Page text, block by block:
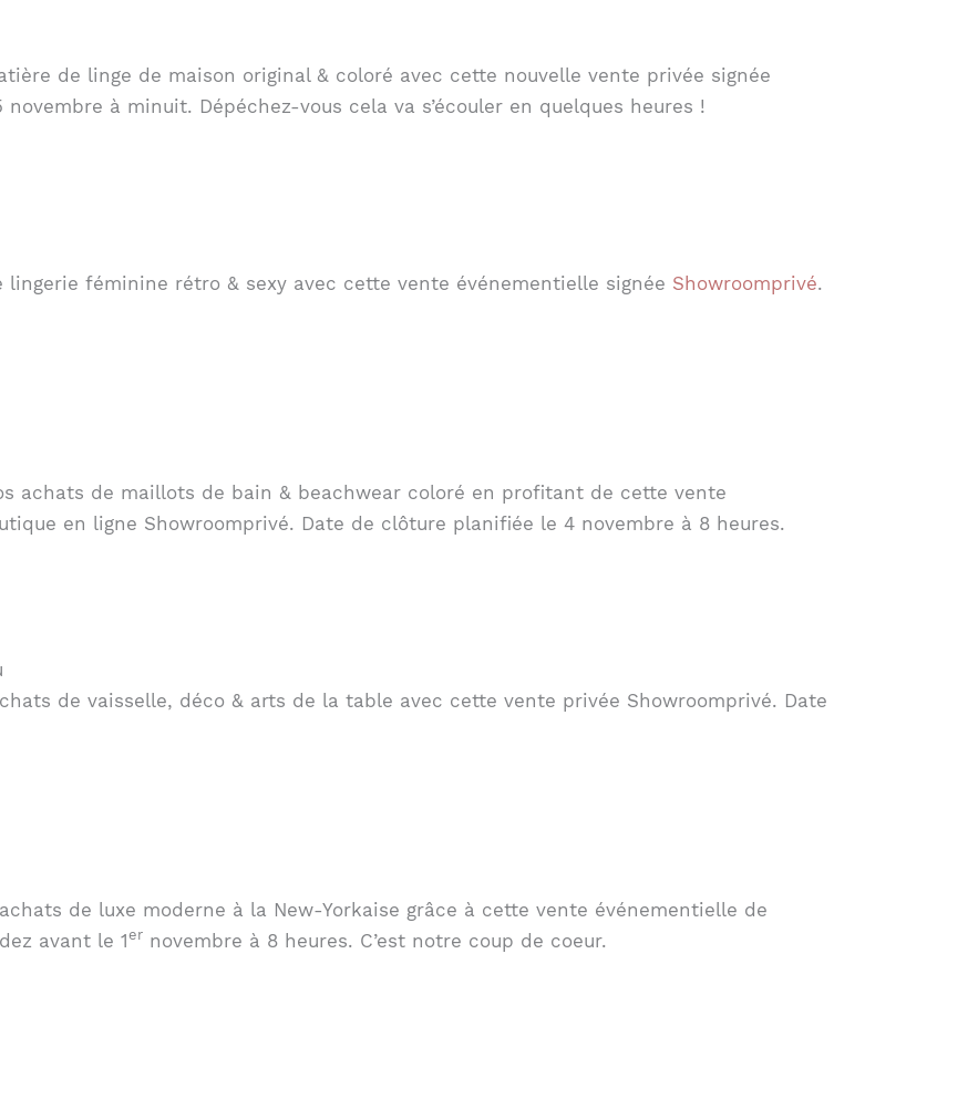
de linge de maison original & coloré avec cette nouvelle vente privée signée
à minuit. Dépéchez-vous cela va s’écouler en quelques heures !
féminine rétro & sexy avec cette vente événementielle signée Showroomprivé.
achats de maillots de bain & beachwear coloré en profitant de cette vente
en ligne Showroomprivé. Date de clôture planifiée le 4 novembre à 8 heures.
de vaisselle, déco & arts de la table avec cette vente privée Showroomprivé. Date
de luxe moderne à la New-Yorkaise grâce à cette vente événementielle de
avant le 1er novembre à 8 heures. C’est notre coup de coeur.